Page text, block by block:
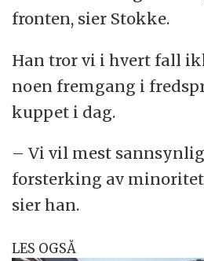
fronten, sier Stokke.
Han tror vi i hvert fall
noen fremgang i
kuppet i dag.
– Vi vil mest sannsynlig
forsterking av
sier han.
LES OGSÅ